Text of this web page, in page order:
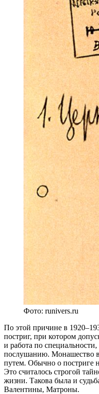
Фото: runivers.ru
По этой причине в
постриг, при котором
и работа по
послушанию. Монашество
путем. Обычно о постриге
Это считалось строгой
жизни. Такова была и
Валентины, Матроны.